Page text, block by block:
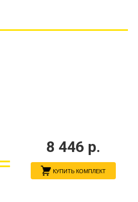
8 446 р.
КУПИТЬ КОМПЛЕКТ